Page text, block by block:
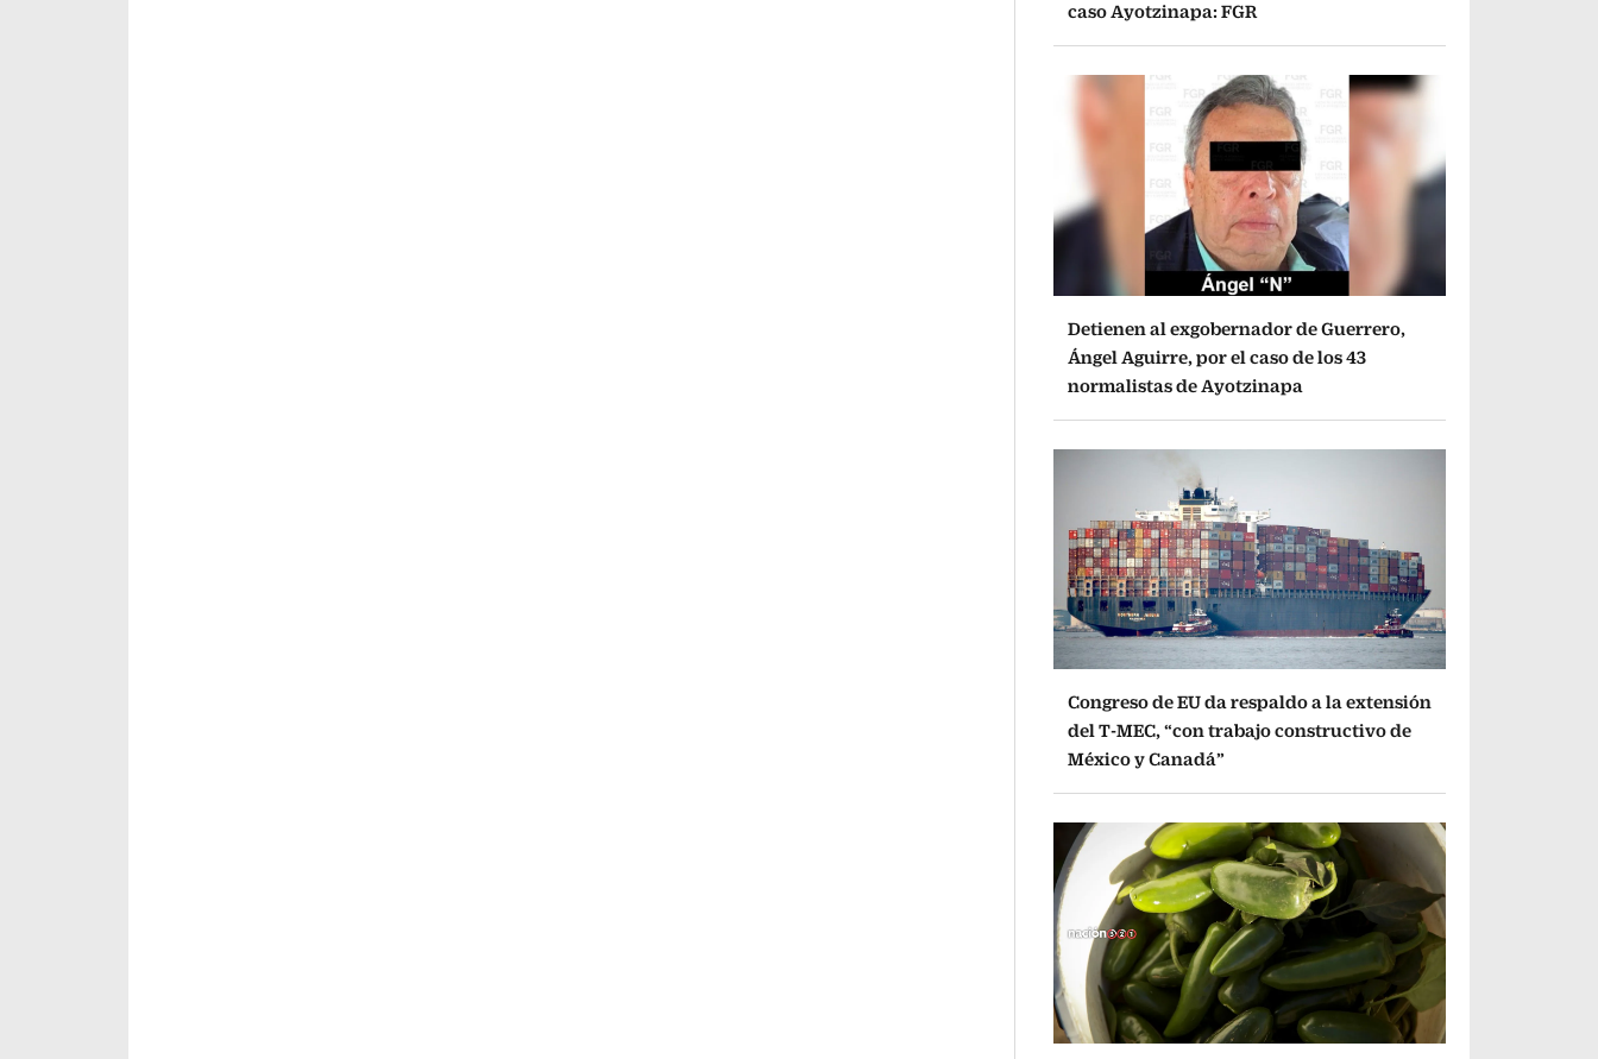
caso Ayotzinapa: FGR
Detienen al exgobernador de Guerrero,
Ángel Aguirre, por el caso de los 43
normalistas de Ayotzinapa
Congreso de EU da respaldo a la extensión
del T-MEC, “con trabajo constructivo de
México y Canadá”